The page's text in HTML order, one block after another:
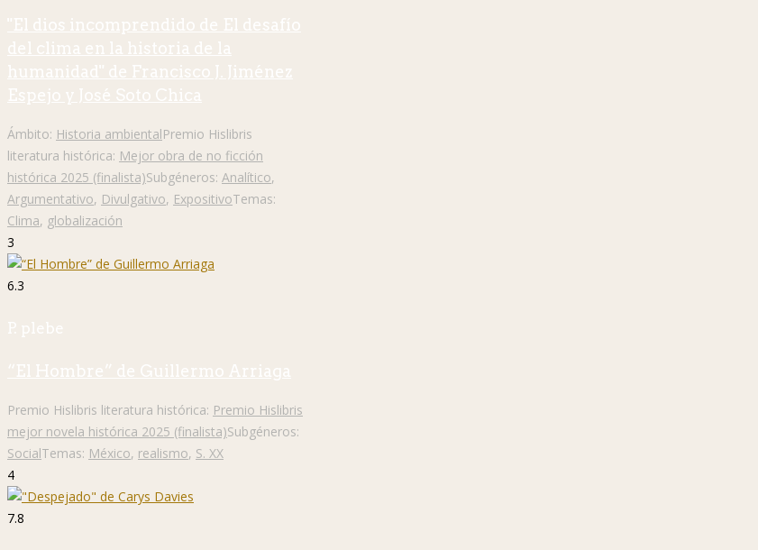
"El dios incomprendido de El desafío
del clima en la historia de la
humanidad" de Francisco J. Jiménez
Espejo y José Soto Chica
Ámbito: Historia ambientalPremio Hislibris
literatura histórica: Mejor obra de no ficción
histórica 2025 (finalista)Subgéneros: Analítico,
Argumentativo, Divulgativo, ExpositivoTemas:
Clima, globalización
3
6.3
P. plebe
“El Hombre” de Guillermo Arriaga
Premio Hislibris literatura histórica: Premio Hislibris
mejor novela histórica 2025 (finalista)Subgéneros:
SocialTemas: México, realismo, S. XX
4
7.8